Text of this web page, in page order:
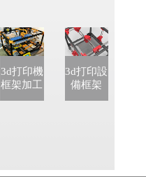
3d打印機
框架加工
3d打印設
備框架